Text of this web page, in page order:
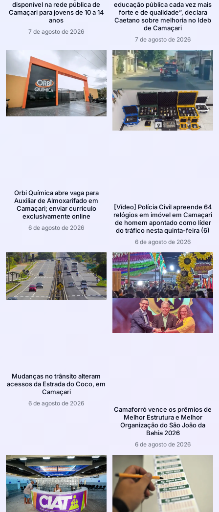
disponível na rede pública de
Camaçari para jovens de 10 a 14
anos
7 de agosto de 2026
educação pública cada vez mais
forte e de qualidade”, declara
Caetano sobre melhoria no Ideb
de Camaçari
7 de agosto de 2026
Orbi Química abre vaga para
Auxiliar de Almoxarifado em
Camaçari; enviar currículo
exclusivamente online
6 de agosto de 2026
[Vídeo] Polícia Civil apreende 64
relógios em imóvel em Camaçari
de homem apontado como líder
do tráfico nesta quinta-feira (6)
6 de agosto de 2026
Mudanças no trânsito alteram
acessos da Estrada do Coco, em
Camaçari
6 de agosto de 2026
Camaforró vence os prêmios de
Melhor Estrutura e Melhor
Organização do São João da
Bahia 2026
6 de agosto de 2026